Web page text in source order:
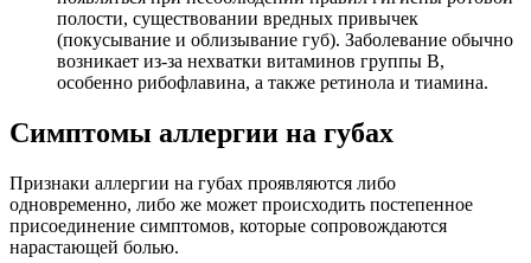
полости, существовании вредных привычек
(покусывание и облизывание губ). Заболевание обычно
возникает из-за нехватки витаминов группы В,
особенно рибофлавина, а также ретинола и тиамина.
Симптомы аллергии на губах
Признаки аллергии на губах проявляются либо
одновременно, либо же может происходить постепенное
присоединение симптомов, которые сопровождаются
нарастающей болью.